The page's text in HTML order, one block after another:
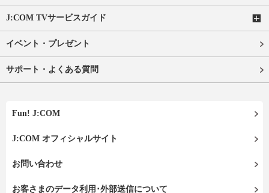
J:COM TVサービスガイド
イベント・プレゼント
サポート・よくある質問
Fun! J:COM
J:COM オフィシャルサイト
お問い合わせ
お客さまのデータ利用･外部送信について